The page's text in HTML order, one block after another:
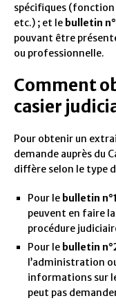
spécifiques
etc.) ; et le bulletin
pouvant être
ou professionnelle.
Comment
casier
Pour obtenir un
demande auprès du
diffère selon le type
Pour le bulletin n°1
peuvent en faire
procédure
Pour le bulletin
l’administration
informations sur
peut pas